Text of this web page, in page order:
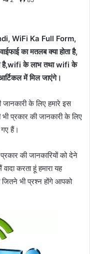
WiFi Ka Full Form,
का मतलब क्या होता है,
है,wifi के लाभ तथा wifi के
में मिल जाएंगे।
के लिए हमारे इस
प्रकार की जानकारी के लिए
हैं।
की जानकारियों को देने
करता हूं हमारा यह
भी प्रश्न होंगे आपको